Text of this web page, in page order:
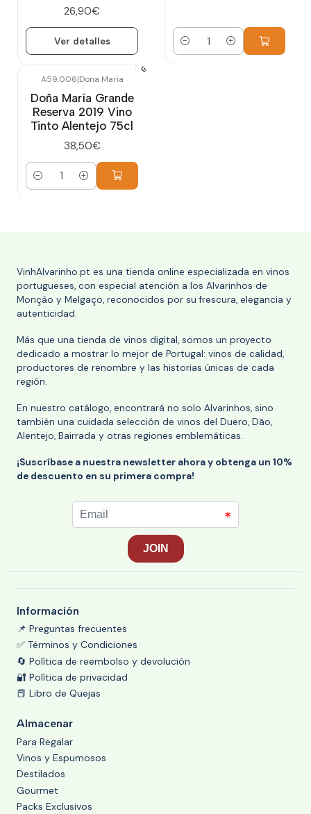
26,90€
Ver detalles
Cantidad
A59.006|Dona Maria
Doña María Grande
Reserva 2019 Vino
Tinto Alentejo 75cl
38,50€
Cantidad
VinhAlvarinho.pt es una tienda online especializada en vinos
portugueses, con especial atención a los Alvarinhos de
Monção y Melgaço, reconocidos por su frescura, elegancia y
autenticidad.
Más que una tienda de vinos digital, somos un proyecto
dedicado a mostrar lo mejor de Portugal: vinos de calidad,
productores de renombre y las historias únicas de cada
región.
En nuestro catálogo, encontrará no solo Alvarinhos, sino
también una cuidada selección de vinos del Duero, Dão,
Alentejo, Bairrada y otras regiones emblemáticas.
¡Suscríbase a nuestra newsletter ahora y obtenga un 10%
de descuento en su primera compra!
Información
📌 Preguntas frecuentes
✅ Términos y Condiciones
🔄 Política de reembolso y devolución
🔐 Política de privacidad
📕 Libro de Quejas
Almacenar
Para Regalar
Vinos y Espumosos
Destilados
Gourmet
Packs Exclusivos